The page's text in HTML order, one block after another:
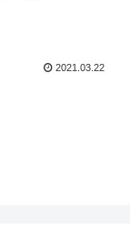
2021.03.22